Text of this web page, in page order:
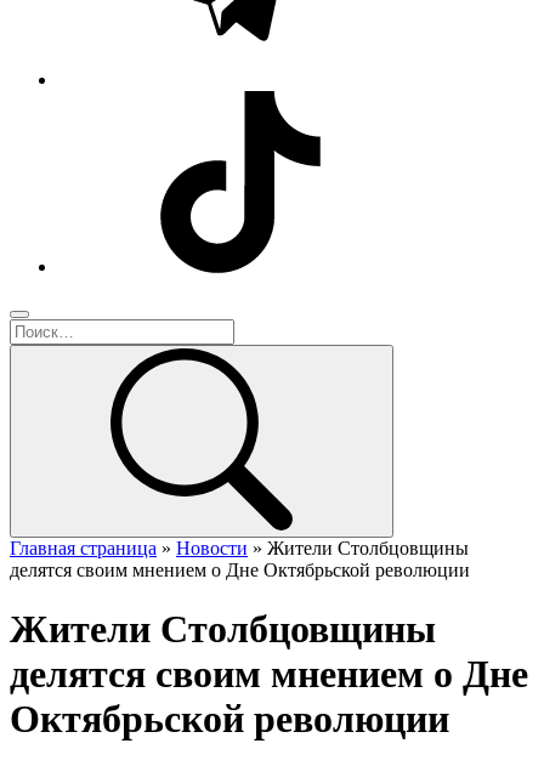
Главная страница » Новости » Жители Столбцовщины
делятся своим мнением о Дне Октябрьской революции
Жители Столбцовщины
делятся своим мнением о Дне
Октябрьской революции